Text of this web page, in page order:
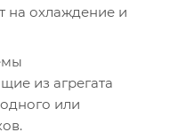
на охлаждение и
из агрегата
или